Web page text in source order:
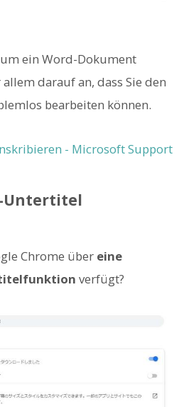
ein Word-Dokument
darauf an, dass Sie den
bearbeiten können.
- Microsoft Support
Untertitel
Chrome über eine
verfügt?